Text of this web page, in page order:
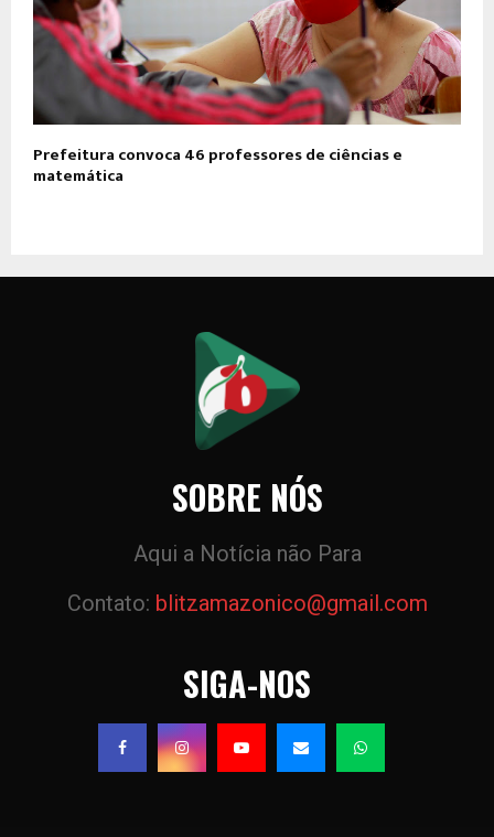
Prefeitura convoca 46 professores de ciências e
matemática
SOBRE NÓS
Aqui a Notícia não Para
Contato: blitzamazonico@gmail.com
SIGA-NOS